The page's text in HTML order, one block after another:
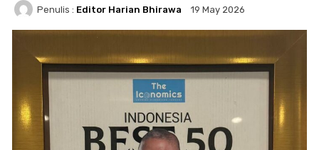
Penulis : Editor Harian Bhirawa 19 May 2026